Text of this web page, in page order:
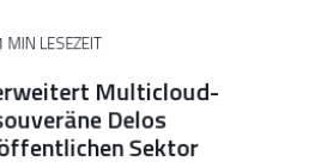
MIN LESEZEIT
Multicloud-
Delos
Sektor